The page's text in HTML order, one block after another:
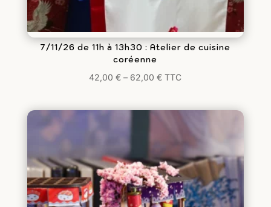
7/11/26 de 11h à 13h30 : Atelier de cuisine
coréenne
42,00€ –62,00€ TTC